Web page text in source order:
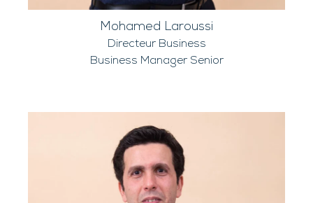
Mohamed Laroussi
Directeur Business
Business Manager Senior